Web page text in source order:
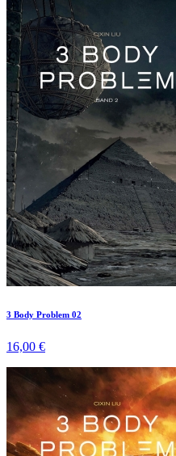
3 Body Problem 02
16,00 €